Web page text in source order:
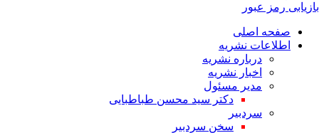
رمز عبور
صفحه اصلی
اطلاعات نشریه
درباره نشریه
اخبار نشریه
مدیر مسئول
دکتر سید محسن طباطبایی
سردبیر
سخن سردبیر